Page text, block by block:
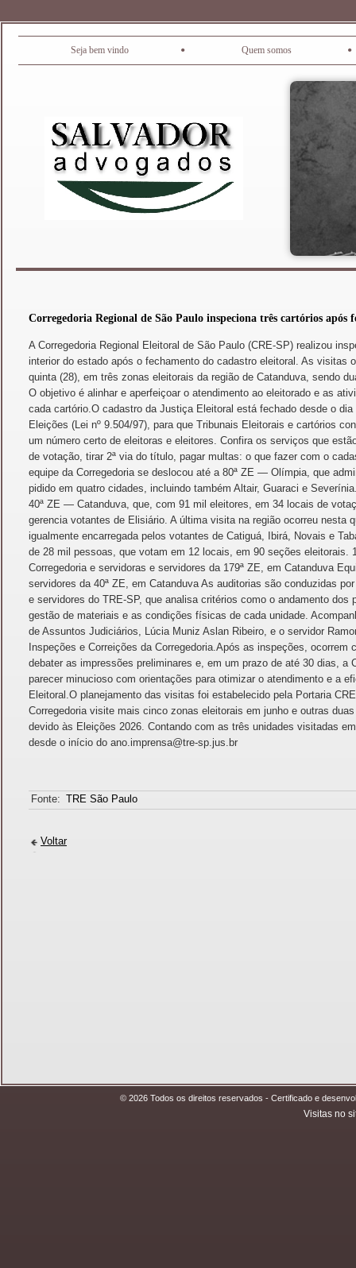
Seja bem vindo • Quem somos •
Corregedoria Regional de São Paulo inspeciona três cartórios após
A Corregedoria Regional Eleitoral de São Paulo (CRE-SP) realizou
interior do estado após o fechamento do cadastro eleitoral. As visitas
quinta (28), em três zonas eleitorais da região de Catanduva, sendo
O objetivo é alinhar e aperfeiçoar o atendimento ao eleitorado e as
cada cartório.O cadastro da Justiça Eleitoral está fechado desde o
Eleições (Lei nº 9.504/97), para que Tribunais Eleitorais e cartórios
um número certo de eleitoras e eleitores. Confira os serviços que
de votação, tirar 2ª via do título, pagar multas: o que fazer com o
equipe da Corregedoria se deslocou até a 80ª ZE — Olímpia, que
pidido em quatro cidades, incluindo também Altair, Guaraci e
40ª ZE — Catanduva, que, com 91 mil eleitores, em 34 locais de
gerencia votantes de Elisiário. A última visita na região ocorreu nesta
igualmente encarregada pelos votantes de Catiguá, Ibirá, Novais e
de 28 mil pessoas, que votam em 12 locais, em 90 seções eleitorais.
Corregedoria e servidoras e servidores da 179ª ZE, em Catanduva
servidores da 40ª ZE, em Catanduva As auditorias são conduzidas
e servidores do TRE-SP, que analisa critérios como o andamento dos
gestão de materiais e as condições físicas de cada unidade.
de Assuntos Judiciários, Lúcia Muniz Aslan Ribeiro, e o servidor
Inspeções e Correições da Corregedoria.Após as inspeções,
debater as impressões preliminares e, em um prazo de até 30 dias, a
parecer minucioso com orientações para otimizar o atendimento e a
Eleitoral.O planejamento das visitas foi estabelecido pela Portaria
Corregedoria visite mais cinco zonas eleitorais em junho e outras
devido às Eleições 2026. Contando com as três unidades visitadas
desde o início do ano.imprensa@tre-sp.jus.br
Fonte: TRE São Paulo
Voltar
© 2026 Todos os direitos reservados - Certificado e
Visitas no